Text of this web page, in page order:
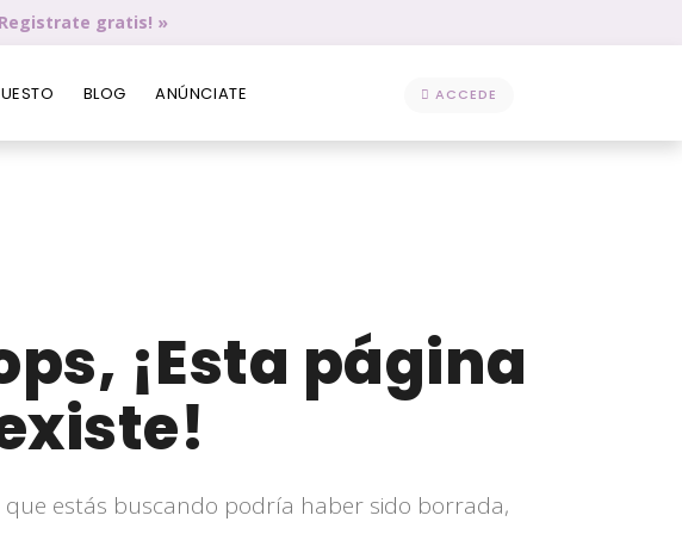
gratis! »
ACCEDE
BLOG ANÚNCIATE
¡Esta página
que estás buscando podría haber sido borrada,